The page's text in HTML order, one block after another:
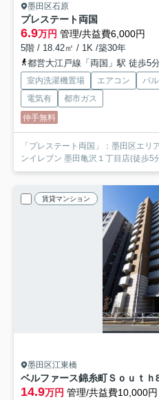
墨田区石原
プレステート両国
6.9万円 管理/共益費6,000円
5階 / 18.42㎡ / 1K /築30年
都営大江戸線「両国」駅 徒歩5
室内洗濯機置場 エアコン バ
電気有
都市ガス
仲手無料
「プレステート両国」：墨田区エ
ンイレブン 墨田亀沢１丁目店(徒歩5
賃貸マンション
墨田区江東橋
ベルファース錦糸町Ｓｏｕｔｈ
14.9万円 管理/共益費10,000円